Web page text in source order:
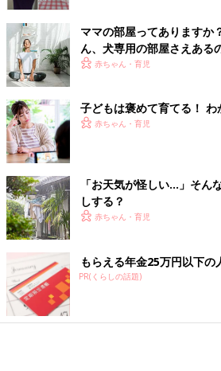
インテリアコーディネートの仕事で出会
まいの共通点をあげると、
「部屋のドアは開けっ放し」
「ダイニングやリビングで勉強する」
「1つの部屋を兄弟や姉妹でシェアして
など、きっちり分けない部屋の使い方が
一方で、部屋はシェアでも、子ども達の
人ずつ専用の物を用意してあげるとい
どもといえども、さまざまなストレスに
族とつながるスペースと1人になれるス
なのかもしれません。
ママの部屋ってあります
ん、犬専用の部屋さえある
赤ちゃん・育児
子どもは褒めて育てる！
赤ちゃん・育児
「お天気が怪しい…」そん
しする？
赤ちゃん・育児
もらえる年金25万円以下の
PR(くらしの話題)